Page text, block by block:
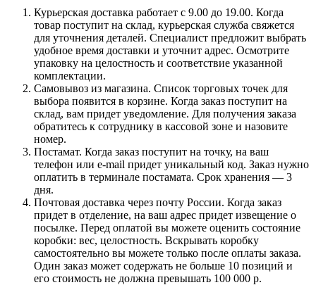
Курьерская доставка работает с 9.00 до 19.00. Когда
товар поступит на склад, курьерская служба свяжется
для уточнения деталей. Специалист предложит выбрать
удобное время доставки и уточнит адрес. Осмотрите
упаковку на целостность и соответствие указанной
комплектации.
Самовывоз из магазина. Список торговых точек для
выбора появится в корзине. Когда заказ поступит на
склад, вам придет уведомление. Для получения заказа
обратитесь к сотруднику в кассовой зоне и назовите
номер.
Постамат. Когда заказ поступит на точку, на ваш
телефон или e-mail придет уникальный код. Заказ нужно
оплатить в терминале постамата. Срок хранения — 3
дня.
Почтовая доставка через почту России. Когда заказ
придет в отделение, на ваш адрес придет извещение о
посылке. Перед оплатой вы можете оценить состояние
коробки: вес, целостность. Вскрывать коробку
самостоятельно вы можете только после оплаты заказа.
Один заказ может содержать не больше 10 позиций и
его стоимость не должна превышать 100 000 р.